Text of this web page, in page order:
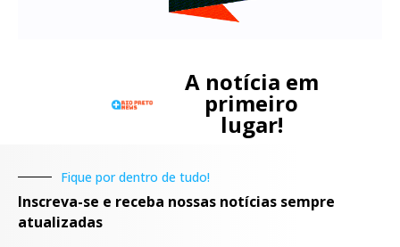
A notícia em
primeiro
lugar!
Fique por dentro de tudo!
Inscreva-se e receba nossas notícias sempre
atualizadas